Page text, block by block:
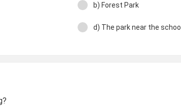
b) Forest Park
d) The park near the school